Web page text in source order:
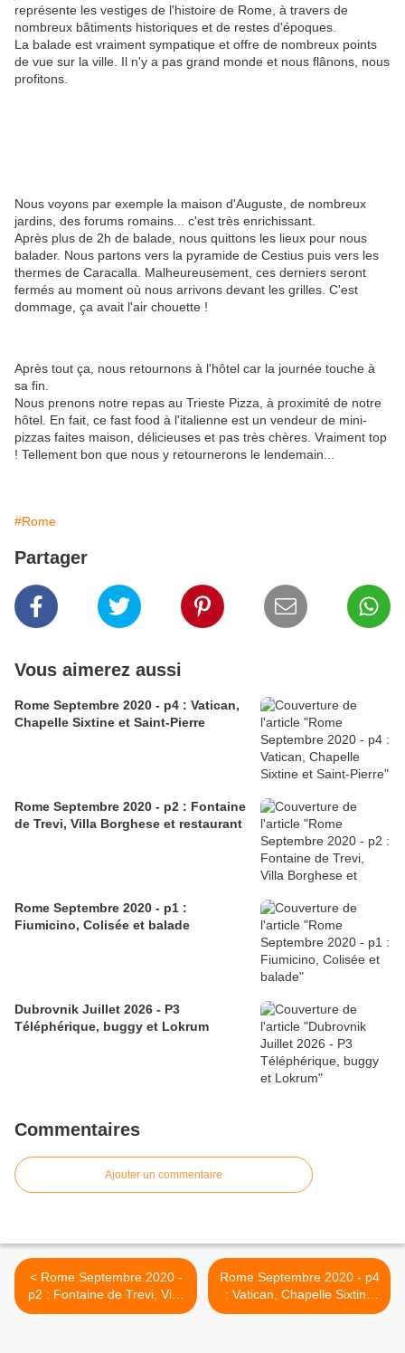
représente les vestiges de l'histoire de Rome, à travers de
nombreux bâtiments historiques et de restes d'époques.
La balade est vraiment sympatique et offre de nombreux points
de vue sur la ville. Il n'y a pas grand monde et nous flânons, nous
profitons.
Nous voyons par exemple la maison d'Auguste, de nombreux
jardins, des forums romains... c'est très enrichissant.
Après plus de 2h de balade, nous quittons les lieux pour nous
balader. Nous partons vers la pyramide de Cestius puis vers les
thermes de Caracalla. Malheureusement, ces derniers seront
fermés au moment où nous arrivons devant les grilles. C'est
dommage, ça avait l'air chouette !
Après tout ça, nous retournons à l'hôtel car la journée touche à
sa fin.
Nous prenons notre repas au Trieste Pizza, à proximité de notre
hôtel. En fait, ce fast food à l'italienne est un vendeur de mini-
pizzas faites maison, délicieuses et pas très chères. Vraiment top
! Tellement bon que nous y retournerons le lendemain...
#Rome
Partager
Vous aimerez aussi
Rome Septembre 2020 - p4 : Vatican,
Chapelle Sixtine et Saint-Pierre
Rome Septembre 2020 - p2 : Fontaine
de Trevi, Villa Borghese et restaurant
Rome Septembre 2020 - p1 :
Fiumicino, Colisée et balade
Dubrovnik Juillet 2026 - P3
Téléphérique, buggy et Lokrum
Commentaires
Ajouter un commentaire
< Rome Septembre 2020 -
p2 : Fontaine de Trevi, Villa
Borghese et restaurant
Rome Septembre 2020 - p4
: Vatican, Chapelle Sixtine
et Saint-Pierre >